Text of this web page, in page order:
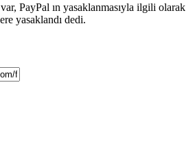
PayPal ın yasaklanmasıyla ilgili olarak
yasaklandı dedi.